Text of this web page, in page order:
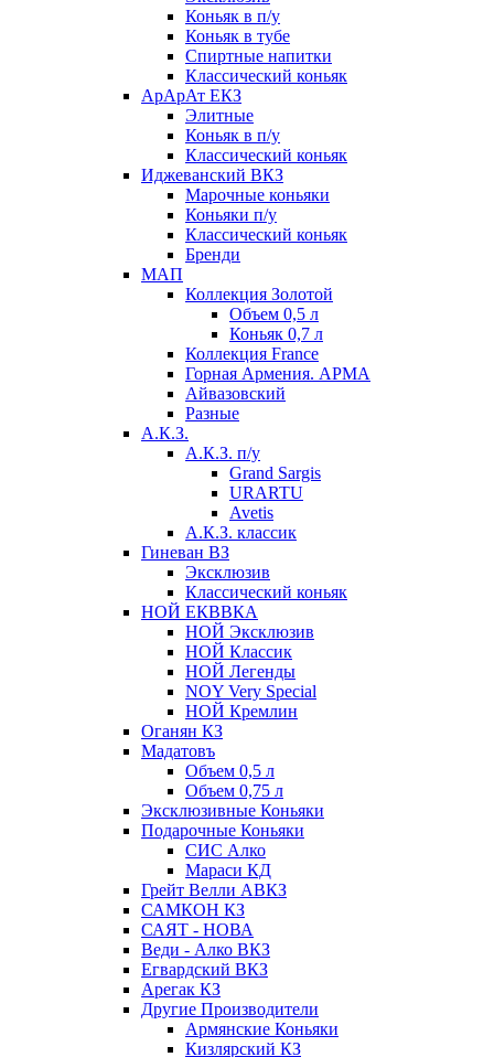
Коньяк в п/у
Коньяк в тубе
Спиртные напитки
Классический коньяк
АрАрАт ЕКЗ
Элитные
Коньяк в п/у
Классический коньяк
Иджеванский ВКЗ
Марочные коньяки
Коньяки п/у
Классический коньяк
Бренди
МАП
Коллекция Золотой
Объем 0,5 л
Коньяк 0,7 л
Коллекция France
Горная Армения. АРМА
Айвазовский
Разные
А.К.З.
А.К.З. п/у
Grand Sargis
URARTU
Avetis
А.К.З. классик
Гиневан ВЗ
Эксклюзив
Классический коньяк
НОЙ ЕКВВКА
НОЙ Эксклюзив
НОЙ Классик
НОЙ Легенды
NOY Very Speсial
НОЙ Кремлин
Оганян КЗ
Мадатовъ
Объем 0,5 л
Объем 0,75 л
Эксклюзивные Коньяки
Подарочные Коньяки
СИС Алко
Мараси КД
Грейт Велли АВКЗ
САМКОН КЗ
САЯТ - НОВА
Веди - Алко ВКЗ
Егвардский ВКЗ
Арегак КЗ
Другие Производители
Армянские Коньяки
Кизлярский КЗ